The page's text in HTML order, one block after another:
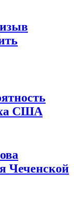
США
Чеченской